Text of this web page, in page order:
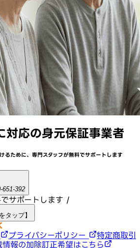
対応の身元保証事業者
るために、 専門スタッフが無料でサポートします
651-392
サポートします /
タップ】
プライバシーポリシー
特定商取引
情報の加除訂正希望はこちら